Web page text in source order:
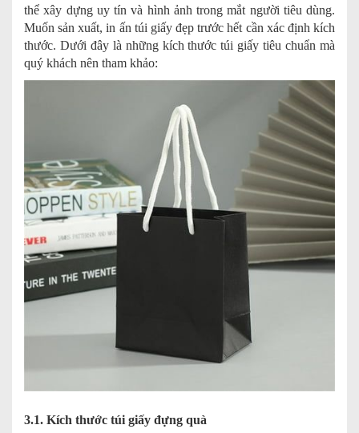
thể xây dựng uy tín và hình ảnh trong mắt người tiêu dùng.
Muốn sản xuất, in ấn túi giấy đẹp trước hết cần xác định kích
thước. Dưới đây là những kích thước túi giấy tiêu chuẩn mà
quý khách nên tham khảo:
3.1. Kích thước túi giấy đựng quà